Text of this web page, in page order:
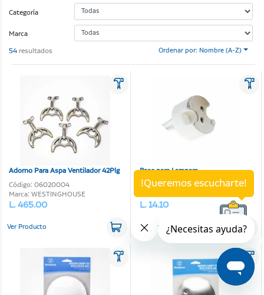
Categoría
Marca
54 resultados Ordenar por: Nombre (A-Z)
Adorno Para Aspa Ventilador 42Plg
Código: 06020004
Marca: WESTINGHOUSE
L. 465.00
Ver Producto
Base para Lampara
Código: 06980035
L. 14.10
Ver Producto
!Queremos escucharte!